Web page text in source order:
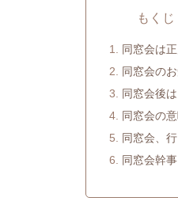
もくじ
同窓会は正
同窓会の
同窓会後
同窓会の
同窓会、
同窓会幹